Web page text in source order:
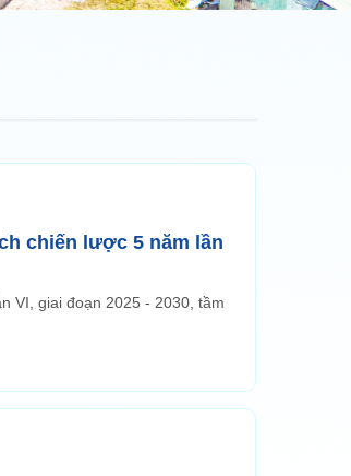
chiến lược 5 năm lần
VI, giai đoạn 2025 - 2030, tầm